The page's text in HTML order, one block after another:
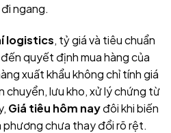
ngang.
logistics, tỷ giá và tiêu chuẩn
quyết định mua hàng của
xuất khẩu không chỉ tính giá
chuyển, lưu kho, xử lý chứng từ
Giá tiêu hôm nayđôi khi biến
chưa thay đổi rõ rệt.